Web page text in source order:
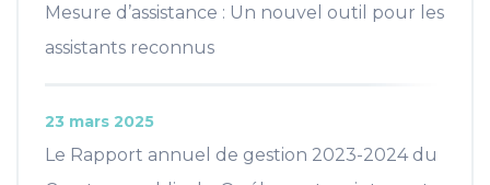
Mesure d’assistance : Un nouvel outil pour les
assistants reconnus
Le Rapport annuel de gestion 2023-2024 du
23 mars 2025